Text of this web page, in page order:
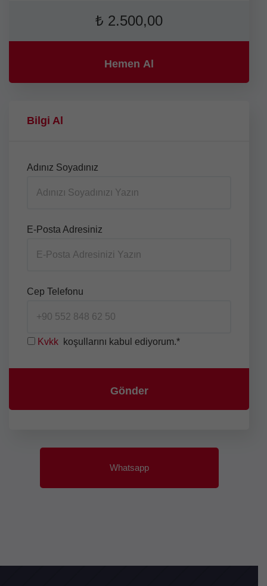
₺ 2.500,00
Hemen Al
Bilgi Al
Adınız Soyadınız
E-Posta Adresiniz
Cep Telefonu
Kvkk koşullarını kabul ediyorum.*
Whatsapp